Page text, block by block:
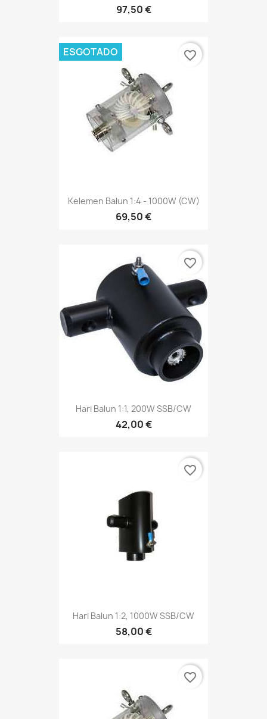
97,50 €
Kelemen Balun 1:4 - 1000W (CW)
69,50 €
ESGOTADO favorite_border
Hari Balun 1:1, 200W SSB/CW
42,00 €
favorite_border
Hari Balun 1:2, 1000W SSB/CW
58,00 €
favorite_border
favorite_border